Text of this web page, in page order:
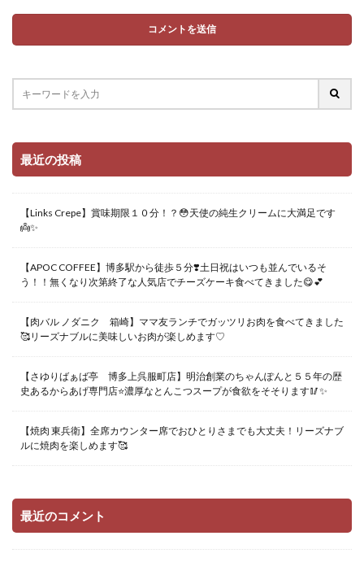
最近の投稿
【Links Crepe】賞味期限１０分！？😳天使の純生クリームに大満足です
👼✨
【APOC COFFEE】博多駅から徒歩５分❣️土日祝はいつも並んでいるそ
う！！無くなり次第終了な人気店でチーズケーキ食べてきました😋💕
【肉バル ノダニク 箱崎】ママ友ランチでガッツリお肉を食べてきました
🥰リーズナブルに美味しいお肉が楽しめます♡
【さゆりばぁば亭 博多上呉服町店】明治創業のちゃんぽんと５５年の歴
史あるからあげ専門店⭐️濃厚なとんこつスープが食欲をそそります🥢✨
【焼肉 東兵衛】全席カウンター席でおひとりさまでも大丈夫！リーズナブ
ルに焼肉を楽しめます🥰
最近のコメント